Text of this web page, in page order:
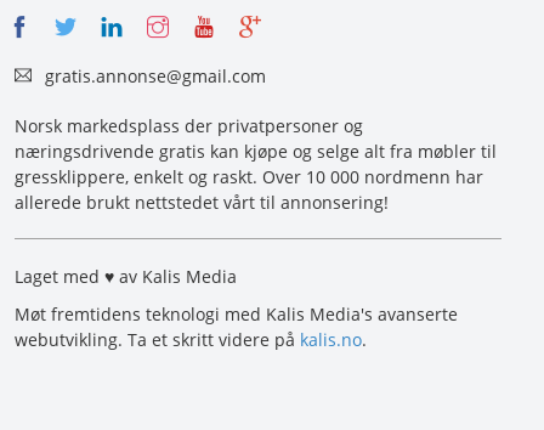
gratis.annonse@gmail.com
Norsk markedsplass der privatpersoner og
næringsdrivende gratis kan kjøpe og selge alt fra møbler til
gressklippere, enkelt og raskt. Over 10 000 nordmenn har
allerede brukt nettstedet vårt til annonsering!
Laget med ♥ av Kalis Media
Møt fremtidens teknologi med Kalis Media's avanserte
webutvikling. Ta et skritt videre på kalis.no.